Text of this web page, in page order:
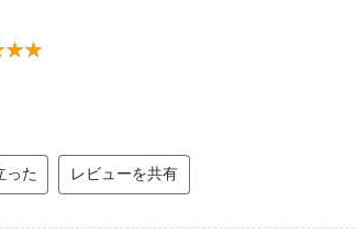
った レビューを共有